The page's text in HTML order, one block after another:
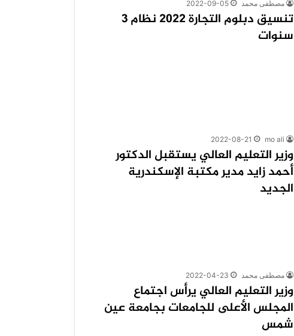
مصطفى محمد 2022-09-05
تنسيق دبلوم التجارة 2022 نظام 3
سنوات
mo ali
2022-08-21
وزير التعليم العالي يستقبل الدكتور
أحمد زايد مدير مكتبة الإسكندرية
الجديد
مصطفى محمد 2022-04-23
وزير التعليم العالي يرأس اجتماع
المجلس الأعلى للجامعات بجامعة عين
شمس